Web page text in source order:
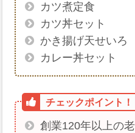
カツ煮定食
カツ丼セット
かき揚げ天せいろ
カレー丼セット
創業120年以上の